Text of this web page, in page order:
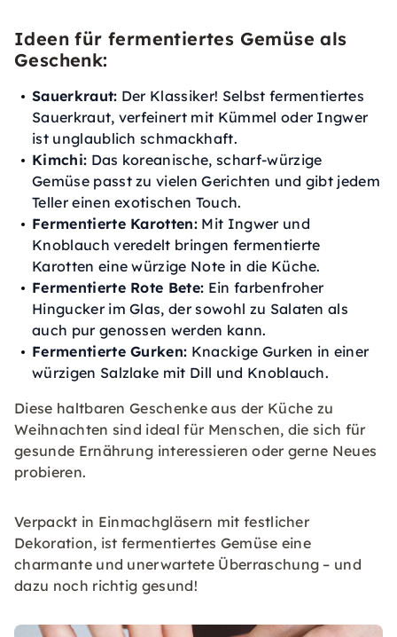
Ideen für fermentiertes Gemüse als
Geschenk:
Sauerkraut: Der Klassiker! Selbst fermentiertes
Sauerkraut, verfeinert mit Kümmel oder Ingwer
ist unglaublich schmackhaft.
Kimchi: Das koreanische, scharf-würzige
Gemüse passt zu vielen Gerichten und gibt jedem
Teller einen exotischen Touch.
Fermentierte Karotten: Mit Ingwer und
Knoblauch veredelt bringen fermentierte
Karotten eine würzige Note in die Küche.
Fermentierte Rote Bete: Ein farbenfroher
Hingucker im Glas, der sowohl zu Salaten als
auch pur genossen werden kann.
Fermentierte Gurken: Knackige Gurken in einer
würzigen Salzlake mit Dill und Knoblauch.
Diese haltbaren Geschenke aus der Küche zu
Weihnachten sind ideal für Menschen, die sich für
gesunde Ernährung interessieren oder gerne Neues
probieren.
Verpackt in Einmachgläsern mit festlicher
Dekoration, ist fermentiertes Gemüse eine
charmante und unerwartete Überraschung – und
dazu noch richtig gesund!